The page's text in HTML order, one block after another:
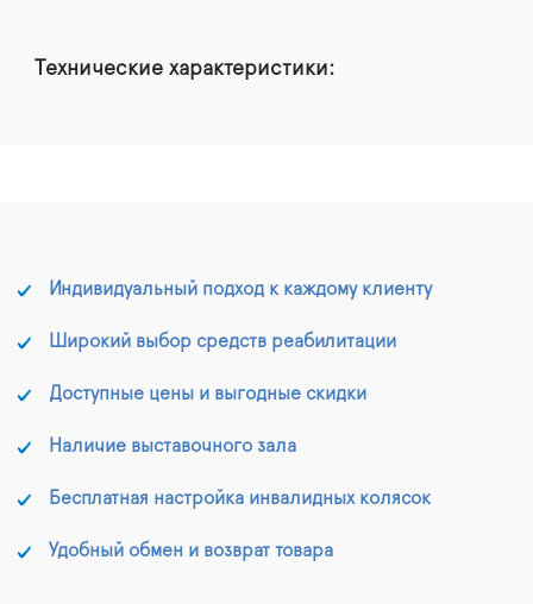
Технические характеристики:
Индивидуальный подход к каждому клиенту
Широкий выбор средств реабилитации
Доступные цены и выгодные скидки
Наличие выставочного зала
Бесплатная настройка инвалидных колясок
Удобный обмен и возврат товара